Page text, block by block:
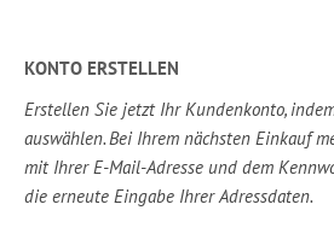
KONTO ERSTELLEN
Erstellen Sie jetzt Ihr Kundenkonto,
auswählen. Bei Ihrem nächsten Einkauf
mit Ihrer E-Mail-Adresse und dem
die erneute Eingabe Ihrer Adressdaten.